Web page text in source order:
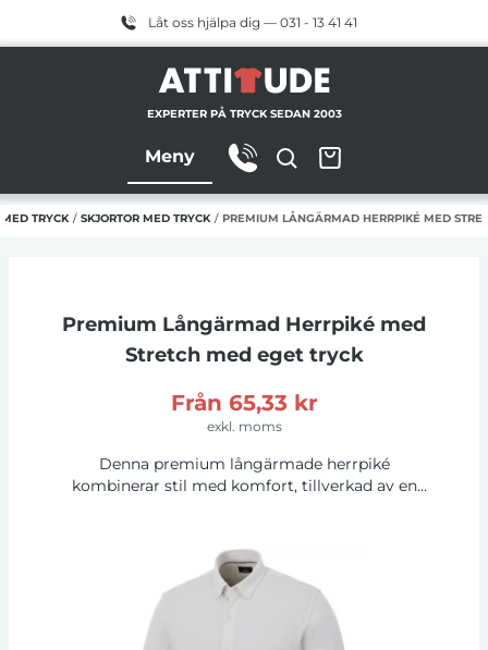
Låt oss hjälpa dig — 031 - 13 41 41
EXPERTER PÅ TRYCK SEDAN 2003
Meny
TRYCK / SKJORTOR MED TRYCK / PREMIUM LÅNGÄRMAD HERRPIKÉ MED
Premium Långärmad Herrpiké med
Stretchmed eget tryck
Från 65,33 kr
exkl. moms
Denna premium långärmade herrpiké
kombinerar stil med komfort, tillverkad av en
justerbara muddar och button-down-krage.
Detaljer inkluderar satin piping på insidan och
graverade ton-i-ton knappar. En vävd
nacketikett för extra komfort. Finns i 2 olika